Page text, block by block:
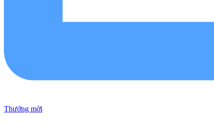
Thưởng mời